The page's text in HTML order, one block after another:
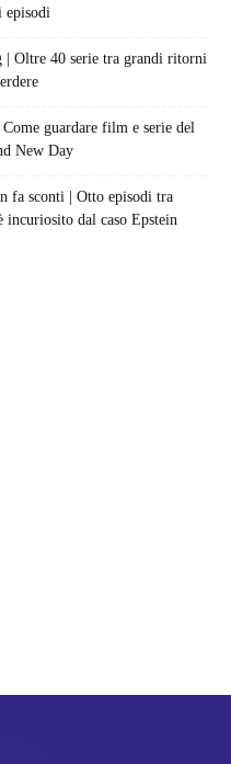
episodi
| Oltre 40 serie tra grandi ritorni
guardare film e serie del
New Day
fa sconti | Otto episodi tra
incuriosito dal caso Epstein